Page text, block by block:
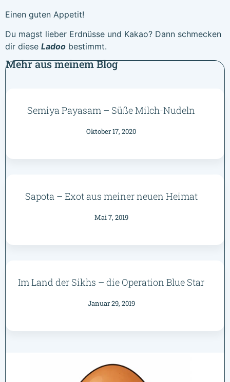
Einen guten Appetit!
Du magst lieber Erdnüsse und Kakao? Dann schmecken
dir diese Ladoo bestimmt.
Mehr aus meinem Blog
Semiya Payasam – Süße Milch-Nudeln
Oktober 17, 2020
Sapota – Exot aus meiner neuen Heimat
Mai 7, 2019
Im Land der Sikhs – die Operation Blue Star
Januar 29, 2019